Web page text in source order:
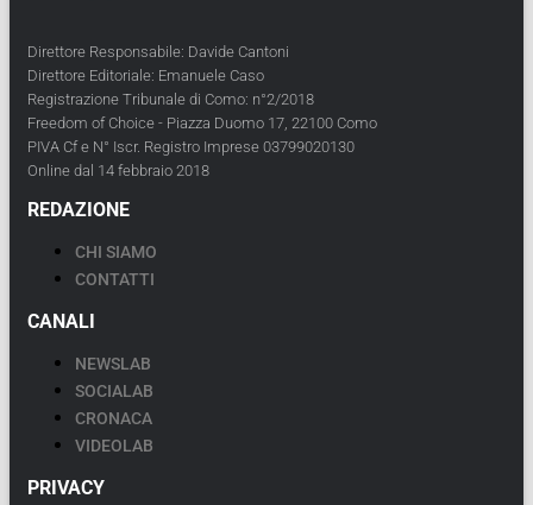
Direttore Responsabile: Davide Cantoni
Direttore Editoriale: Emanuele Caso
Registrazione Tribunale di Como: n°2/2018
Freedom of Choice - Piazza Duomo 17, 22100 Como
PIVA Cf e N° Iscr. Registro Imprese 03799020130
Online dal 14 febbraio 2018
REDAZIONE
CHI SIAMO
CONTATTI
CANALI
NEWSLAB
SOCIALAB
CRONACA
VIDEOLAB
PRIVACY